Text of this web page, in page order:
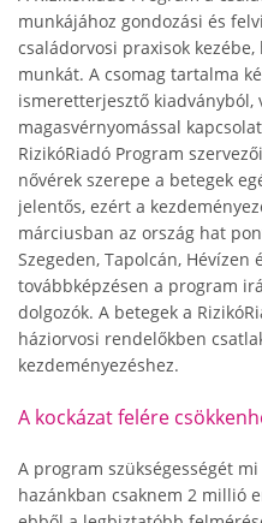
munkájához gondozási és
családorvosi praxisok
munkát. A csomag tartalma
ismeretterjesztő kiadványból,
magasvérnyomással
RizikóRiadó Program
nővérek szerepe a betegek
jelentős, ezért a
márciusban az ország hat
Szegeden, Tapolcán,
továbbképzésen a program
dolgozók. A betegek a
háziorvosi rendelőkben
kezdeményezéshez.
A kockázat felére
A program szükségességét
hazánkban csaknem 2 millió